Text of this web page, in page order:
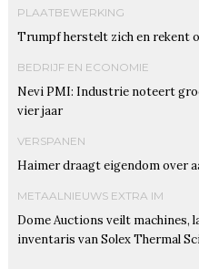
PLAATBEWERKING
Trumpf herstelt zich en rekent
BEDRIJF EN ECONOMIE
Nevi PMI: Industrie noteert
vier jaar
VERSPANEN
Haimer draagt eigendom over
METAALNIEUWS EXTRA IM
Dome Auctions veilt machines,
inventaris van Solex Thermal